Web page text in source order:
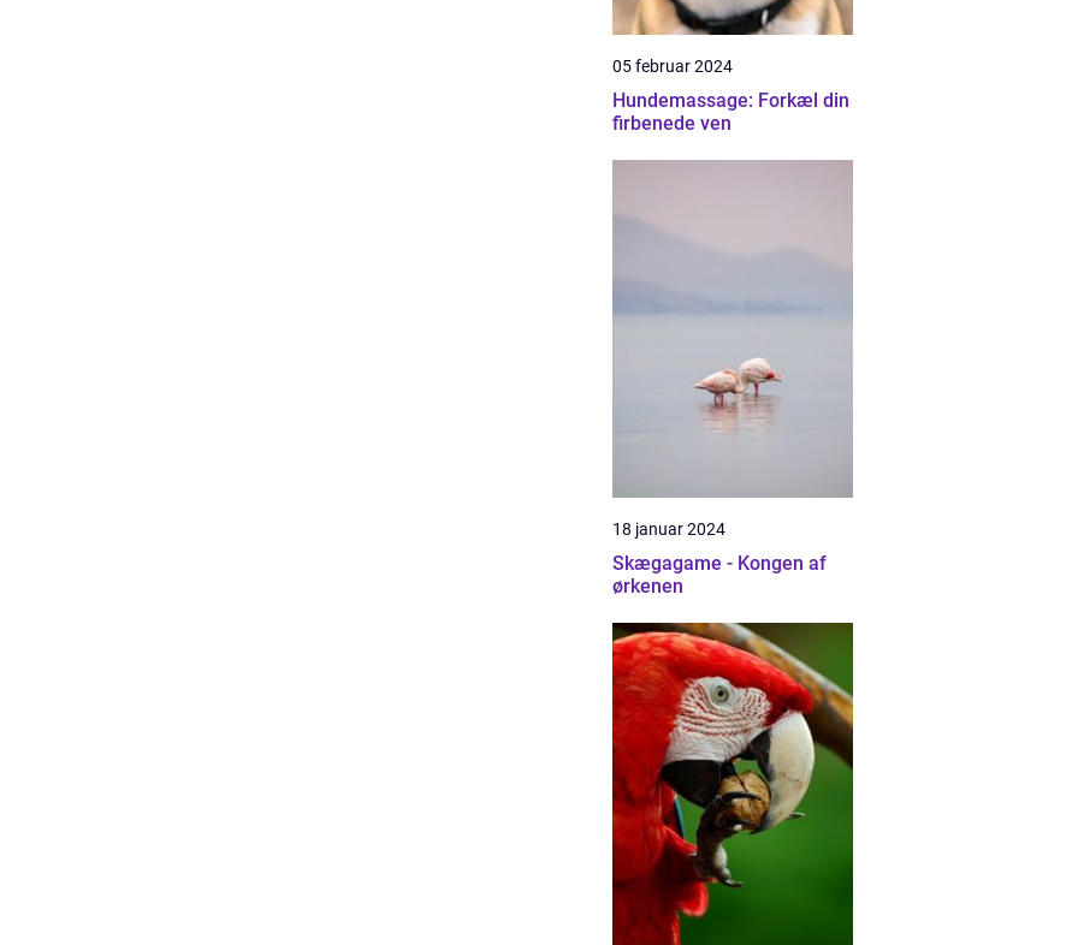
05 februar 2024
Hundemassage: Forkæl din
firbenede ven
18 januar 2024
Skægagame - Kongen af
ørkenen